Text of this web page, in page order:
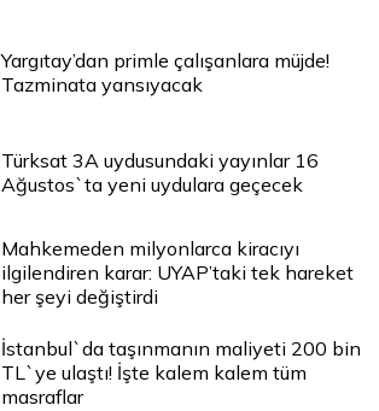
Yargıtay’dan primle çalışanlara müjde!
Tazminata yansıyacak
Türksat 3A uydusundaki yayınlar 16
Ağustos`ta yeni uydulara geçecek
Mahkemeden milyonlarca kiracıyı
ilgilendiren karar: UYAP’taki tek hareket
her şeyi değiştirdi
İstanbul`da taşınmanın maliyeti 200 bin
TL`ye ulaştı! İşte kalem kalem tüm
masraflar